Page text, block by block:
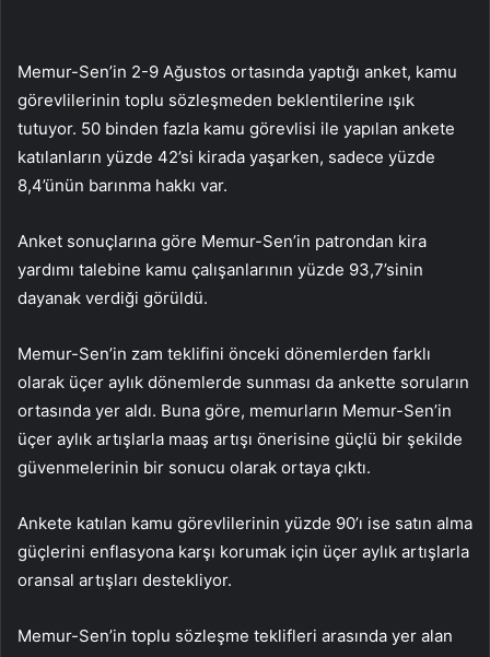
Memur-Sen’in 2-9 Ağustos ortasında yaptığı anket, kamu
görevlilerinin toplu sözleşmeden beklentilerine ışık
tutuyor. 50 binden fazla kamu görevlisi ile yapılan ankete
katılanların yüzde 42’si kirada yaşarken, sadece yüzde
8,4’ünün barınma hakkı var.
Anket sonuçlarına göre Memur-Sen’in patrondan kira
yardımı talebine kamu çalışanlarının yüzde 93,7’sinin
dayanak verdiği görüldü.
Memur-Sen’in zam teklifini önceki dönemlerden farklı
olarak üçer aylık dönemlerde sunması da ankette soruların
ortasında yer aldı. Buna göre, memurların Memur-Sen’in
üçer aylık artışlarla maaş artışı önerisine güçlü bir şekilde
güvenmelerinin bir sonucu olarak ortaya çıktı.
Ankete katılan kamu görevlilerinin yüzde 90’ı ise satın alma
güçlerini enflasyona karşı korumak için üçer aylık artışlarla
oransal artışları destekliyor.
Memur-Sen’in toplu sözleşme teklifleri arasında yer alan